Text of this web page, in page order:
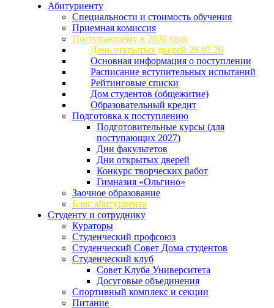
Абитуриенту
Специальности и стоимость обучения
Приемная комиссия
Поступающему в 2026 году
День открытых дверей 28.07.26
Основная информация о поступлении
Расписание вступительных испытаний
Рейтинговые списки
Дом студентов (общежитие)
Образовательный кредит
Подготовка к поступлению
Подготовительные курсы (для
поступающих 2027)
Дни факультетов
Дни открытых дверей
Конкурс творческих работ
Гимназия «Ольгино»
Заочное образование
Блог абитуриента
Студенту и сотруднику
Кураторы
Студенческий профсоюз
Студенческий Совет Дома студентов
Студенческий клуб
Совет Клуба Университета
Досуговые объединения
Спортивный комплекс и секции
Питание